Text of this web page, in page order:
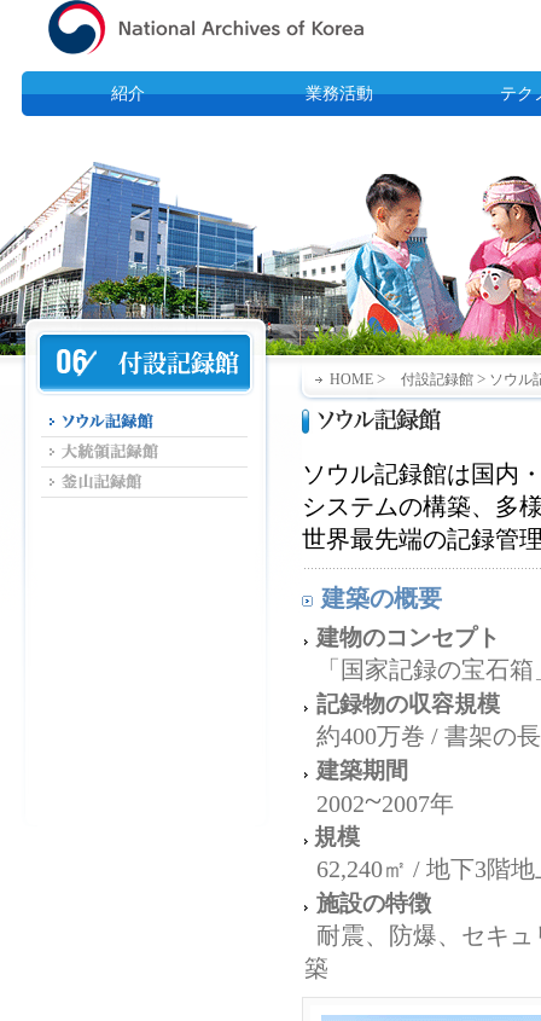
紹介 業務活動 テク
HOME > 付設記録館 > ソウル
ソウル記録館は国内
システムの構築、多
世界最先端の記録管
建築の概要
建物のコンセプト
「国家記録の宝石箱
記録物の収容規模
約400万巻 / 書架の
建築期間
2002~2007年
規模
62,240㎡ / 地下3階
施設の特徴
耐震、防爆、セキ
築